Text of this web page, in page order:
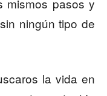
mismos pasos y
ningún tipo de
la vida en